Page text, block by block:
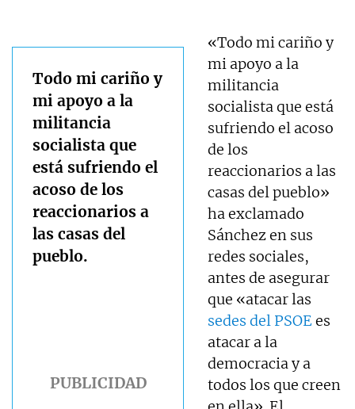
Todo mi cariño y
mi apoyo a la
militancia
socialista que
está sufriendo el
acoso de los
reaccionarios a
las casas del
pueblo.
«Todo mi cariño y
mi apoyo a la
militancia
socialista que está
sufriendo el acoso
de los
reaccionarios a las
casas del pueblo»
ha exclamado
Sánchez en sus
redes sociales,
antes de asegurar
que «atacar las
sedes del PSOEes
atacar a la
democracia y a
todos los que creen